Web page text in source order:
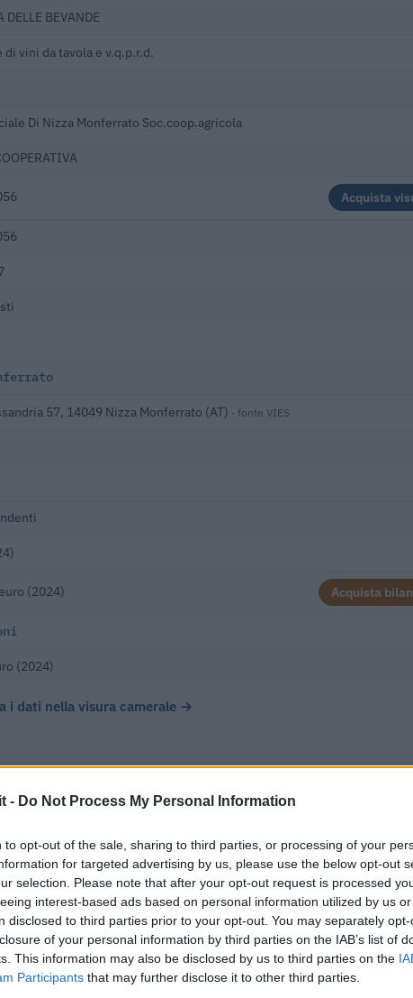
- Do Not Process My Personal Information
to opt-out of the sale, sharing to third parties, or processing of your
for targeted advertising by us, please use the below opt-out
selection. Please note that after your opt-out request is processed
interest-based ads based on personal information utilized by us
disclosed to third parties prior to your opt-out. You may separately
of your personal information by third parties on the IAB’s list of
This information may also be disclosed by us to third parties on the
Participants that may further disclose it to other third parties.
DELLE BEVANDE
di vini da tavola e v.q.p.r.d.
Di Nizza Monferrato Soc.coop.agricola
Acquista
57, 14049 Nizza Monferrato (AT) · fonte VIES
(2024) Acquista
(2024)
i dati nella visura camerale →
Di Nizza Monferrato Soc.coop.agricola ha registrato
all'esercizio precedente, chiudendo con un utile di € 0.
Δ% UTILE/PERDITA
-9,3% € 0